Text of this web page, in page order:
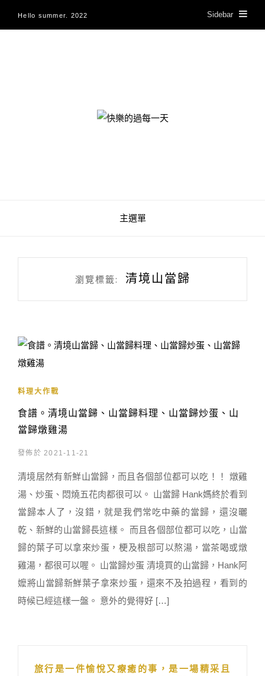
Hello summer. 2022 Sidebar
快樂的過每一天
主選單
瀏覽標籤: 清境山當歸
料理大作戰
食譜。清境山當歸、山當歸料理、山當歸炒蛋、山
當歸燉雞湯
發佈於 2021-11-21
清境居然有新鮮山當歸，而且各個部位都可以吃！！ 燉雞
湯、炒蛋、悶燒五花肉都很可以。 山當歸 Hank媽終於看到
當歸本人了，沒錯，就是我們常吃中藥的當歸，還沒曬
乾、新鮮的山當歸長這樣。 而且各個部位都可以吃，山當
歸的葉子可以拿來炒蛋，梗及根部可以熬湯，當茶喝或燉
雞湯，都很可以喔。 山當歸炒蛋 清境買的山當歸，Hank阿
嬤將山當歸新鮮葉子拿來炒蛋，還來不及拍過程，看到的
時候已經這樣一盤。 意外的覺得好 […]
旅行是一件愉悅又療癒的事，是一場精采且